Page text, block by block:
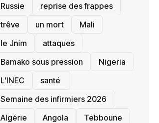
Russie
reprise des frappes
trêve
un mort
Mali
le Jnim
attaques
Bamako sous pression
‎Nigeria
L’INEC
santé ‎
Semaine des infirmiers 2026
‎Algérie
Angola
Tebboune